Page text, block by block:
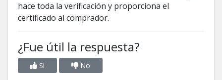
hace toda la verificación y proporciona el
certificado al comprador.
¿Fue útil la respuesta?
Si No